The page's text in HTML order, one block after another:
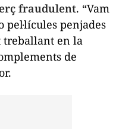
fraudulent. “Vam
pel·lícules penjades
treballant en la
de